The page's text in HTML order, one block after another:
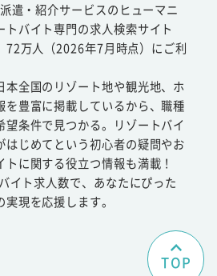
遣・紹介サービスのヒューマニ
トバイト専門の求人検索サイト
72万人（2026年7月時点）にご利
本全国のリゾート地や観光地、ホ
を豊富に掲載しているから、職種
望条件で見つかる。リゾートバイ
はじめてという初心者の疑問やお
に関する役立つ情報も満載！
イト求人数で、あなたにぴった
現を応援します。
TOP